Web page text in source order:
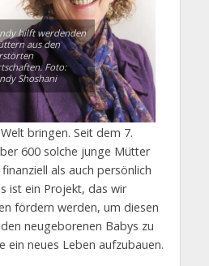
hilft werdenden
aus den
Foto:
Shoshani
bringen. Seit dem 7.
600 solche junge Mütter
als auch persönlich
ist ein Projekt, das wir
fördern werden, um diesen
neugeborenen Babys zu
ein neues Leben aufzubauen.